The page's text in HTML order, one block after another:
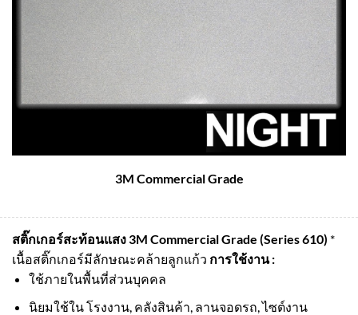
3M Commercial Grade
สติ๊กเกอร์สะท้อนแสง 3M Commercial Grade (Series 610) *
เนื้อสติ๊กเกอร์มีลักษณะคล้ายลูกแก้ว การใช้งาน :
ใช้ภายในพื้นที่ส่วนบุคคล
นิยมใช้ใน โรงงาน, คลังสินค้า, ลานจอดรถ, ไซต์งาน